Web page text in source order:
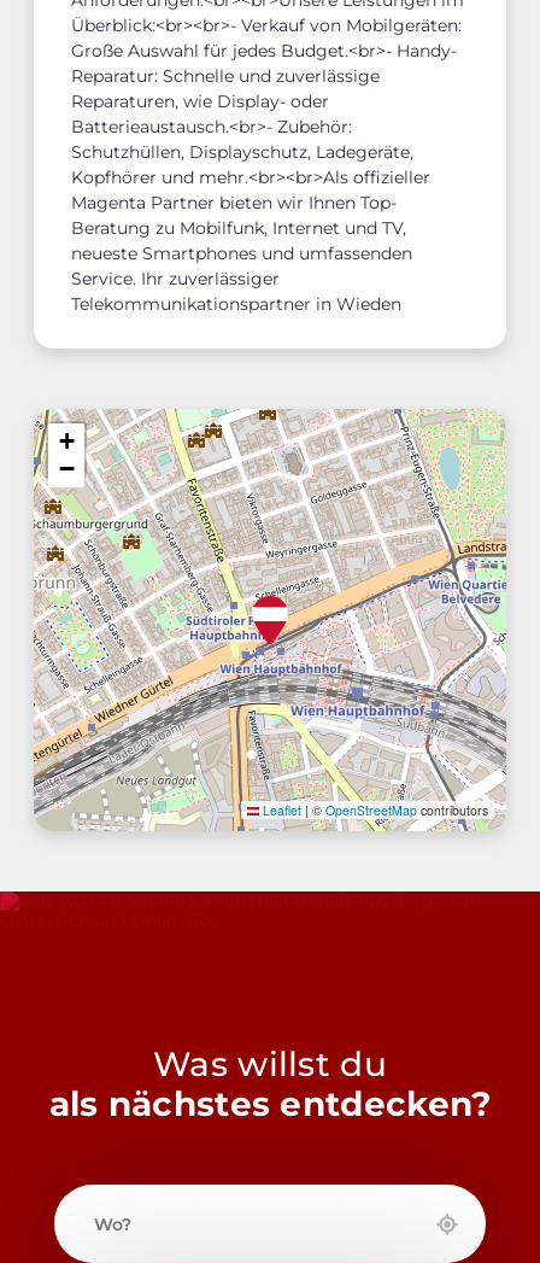
Überblick:<br><br>- Verkauf von Mobilgeräten:
Große Auswahl für jedes Budget.<br>- Handy-
Reparatur: Schnelle und zuverlässige
Reparaturen, wie Display- oder
Batterieaustausch.<br>- Zubehör:
Schutzhüllen, Displayschutz, Ladegeräte,
Kopfhörer und mehr.<br><br>Als offizieller
Magenta Partner bieten wir Ihnen Top-
Beratung zu Mobilfunk, Internet und TV,
neueste Smartphones und umfassenden
Service. Ihr zuverlässiger
Telekommunikationspartner in Wieden
+
−
Leaflet | © OpenStreetMap contributors
Was willst du
als nächstes entdecken?
Wo?